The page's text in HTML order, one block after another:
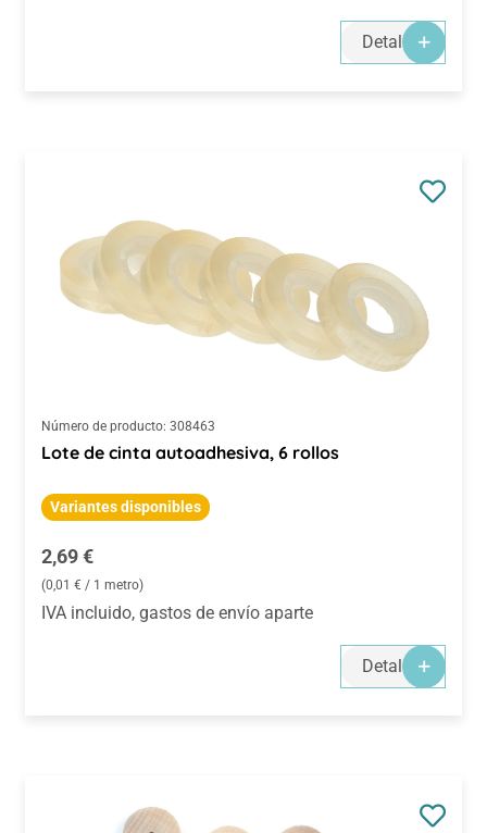
Detalles
Número de producto: 308463
Lote de cinta autoadhesiva, 6 rollos
Variantes disponibles
Precio normal:
2,69 €
(0,01 € / 1 metro)
IVA incluido, gastos de envío aparte
Detalles